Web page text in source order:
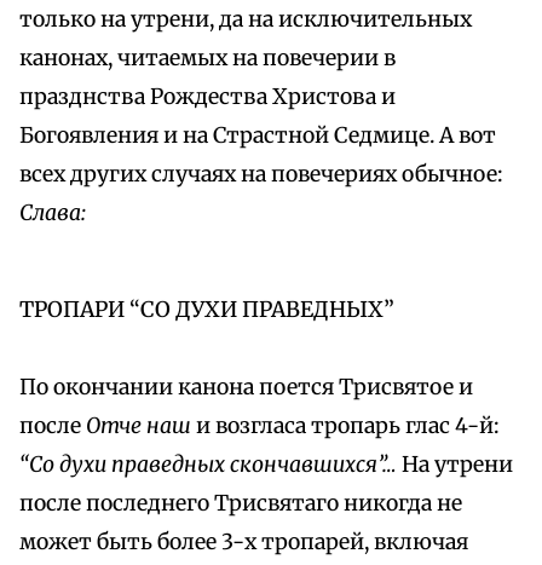
только на утрени, да на исключительных
канонах, читаемых на повечерии в
празднства Рождества Христова и
Богоявления и на Страстной Седмице. А вот
всех других случаях на повечериях обычное:
Слава:
ТРОПАРИ “СО ДУХИ ПРАВЕДНЫХ”
По окончании канона поется Трисвятое и
после Отче наш и возгласа тропарь глас 4-й:
“Со духи праведных скончавшихся”… На утрени
после последнего Трисвятаго никогда не
может быть более 3-х тропарей, включая